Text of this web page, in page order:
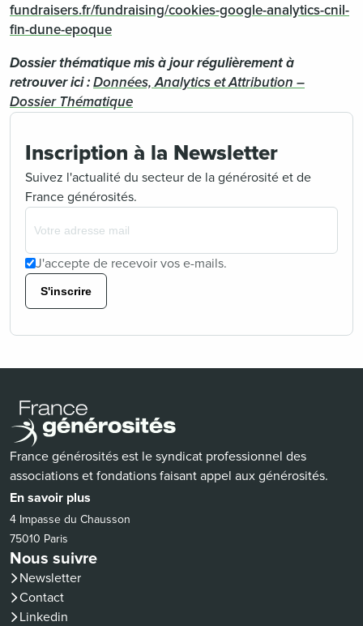
fundraisers.fr/fundraising/cookies-google-analytics-cnil-
fin-dune-epoque
Dossier thématique mis à jour régulièrement à
retrouver ici :Données, Analytics et Attribution –
Dossier Thématique
Inscription à la Newsletter
Suivez l'actualité du secteur de la générosité et de
France générosités.
J'accepte de recevoir vos e-mails.
S'inscrire
France générosités est le syndicat professionnel des
associations et fondations faisant appel aux générosités.
En savoir plus
4 Impasse du Chausson
75010 Paris
Nous suivre
Newsletter
Contact
Linkedin
(nouvelle fenêtre)